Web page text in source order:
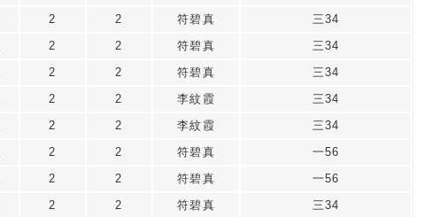
2 2 符碧真
三34
2 2 符碧真
三34
2 2 符碧真
三34
2 2 李紋霞
三34
2 2 李紋霞
三34
2 2 符碧真
一56
2 2 符碧真
一56
2 2 符碧真
三34